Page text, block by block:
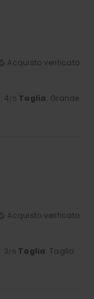
Acquisto verificato
: 4 /5 Taglia: Grande
Acquisto verificato
: 3 /5 Taglia: Taglia